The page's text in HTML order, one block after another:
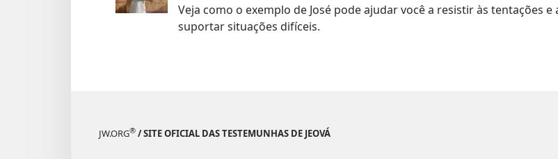
Veja como o exemplo de José pode ajudar você a resistir às tentações e
suportar situações difíceis.
JW.ORG® / SITE OFICIAL DAS TESTEMUNHAS DE JEOVÁ